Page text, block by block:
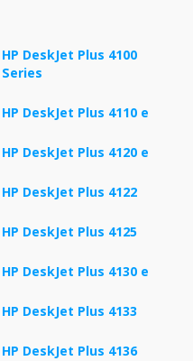
HP DeskJet Plus 4100
Series
HP DeskJet Plus 4110 e
HP DeskJet Plus 4120 e
HP DeskJet Plus 4122
HP DeskJet Plus 4125
HP DeskJet Plus 4130 e
HP DeskJet Plus 4133
HP DeskJet Plus 4136